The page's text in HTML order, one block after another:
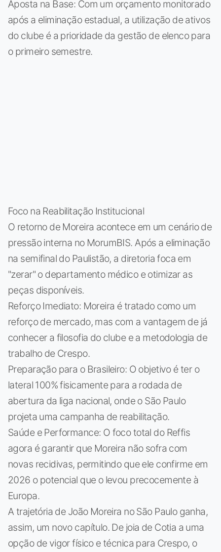
Aposta na Base: Com um orçamento monitorado
após a eliminação estadual, a utilização de ativos
do clube é a prioridade da gestão de elenco para
o primeiro semestre.
Foco na Reabilitação Institucional
O retorno de Moreira acontece em um cenário de
pressão interna no MorumBIS. Após a eliminação
na semifinal do Paulistão, a diretoria foca em
"zerar" o departamento médico e otimizar as
peças disponíveis.
Reforço Imediato: Moreira é tratado como um
reforço de mercado, mas com a vantagem de já
conhecer a filosofia do clube e a metodologia de
trabalho de Crespo.
Preparação para o Brasileiro: O objetivo é ter o
lateral 100% fisicamente para a rodada de
abertura da liga nacional, onde o São Paulo
projeta uma campanha de reabilitação.
Saúde e Performance: O foco total do Reffis
agora é garantir que Moreira não sofra com
novas recidivas, permitindo que ele confirme em
2026 o potencial que o levou precocemente à
Europa.
A trajetória de João Moreira no São Paulo ganha,
assim, um novo capítulo. De joia de Cotia a uma
opção de vigor físico e técnica para Crespo, o